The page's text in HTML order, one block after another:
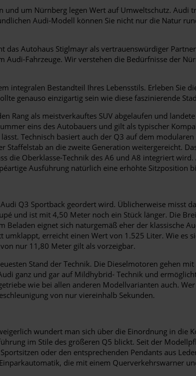
und um Nürnberg legen Wert auf Umweltschutz. Audi
Audi-Modell können Sie nicht nur die Natur
das Autohaus Stiglmayr als vertrauenswürdiger
Fahrzeuge. Wir verstehen die Bedürfnisse der
Bestandteil Ihres Lebensstils. Erleben Sie
genauso einzigartig sein wie diese faszinierende
als meistverkauftes SUV abgelaufen und
eins des Autobauers und gilt als typischer
Technisch basiert auch der Q3 auf dem
an die zweite Generation weitergereicht.
Oberklasse-Technik des A6 und A8 integriert
Ausführung natürlich eine erhöhte Sitzposition
Q3 Sportback geordert wird. Üblicherweise misst
und ist mit 4,50 Meter noch ein Stück länger. Die
Beladen eignet sich naturgemäß eher der klassische
erreicht einen Wert von 1.525 Liter. Wie es
nur 11,80 Meter gilt als vorzeigbar.
Stand der Technik. Die Dieselmotoren gehen
ganz und gar auf Mildhybrid- Technik und
wie bei allen anderen Modellvarianten auch.
von nur viereinhalb Sekunden.
wundert man sich über die Einordnung in die
im Stile des größeren Q5 blickt. Seit der
oder den entsprechenden Pendants aus
die mit einem Querverkehrswarner